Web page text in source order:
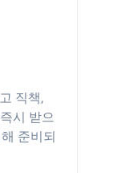
직책,
시 받으
준비되